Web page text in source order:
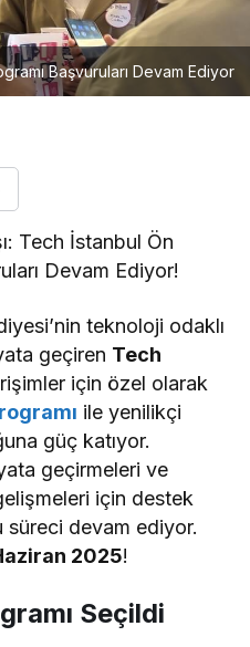
Başvuruları Devam Ediyor
Tech İstanbul Ön
Devam Ediyor!
teknoloji odaklı
geçiren Tech
için özel olarak
ile yenilikçi
güç katıyor.
geçirmeleri ve
için destek
süreci devam ediyor.
2025!
Seçildi